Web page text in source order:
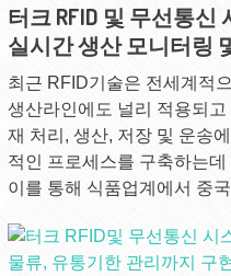
터크 RFID 및 무선통신
실시간 생산 모니터링
최근 RFID기술은 전세계적
생산라인에도 널리 적용되
재 처리, 생산, 저장 및 운송
적인 프로세스를 구축하는
이를 통해 식품업계에서 중